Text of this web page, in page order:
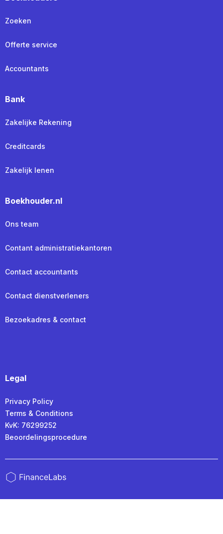
Zoeken
Offerte service
Accountants
Bank
Zakelijke Rekening
Creditcards
Zakelijk lenen
Boekhouder.nl
Ons team
Contant administratiekantoren
Contact accountants
Contact dienstverleners
Bezoekadres & contact
Legal
Privacy Policy
Terms & Conditions
KvK: 76299252
Beoordelingsprocedure